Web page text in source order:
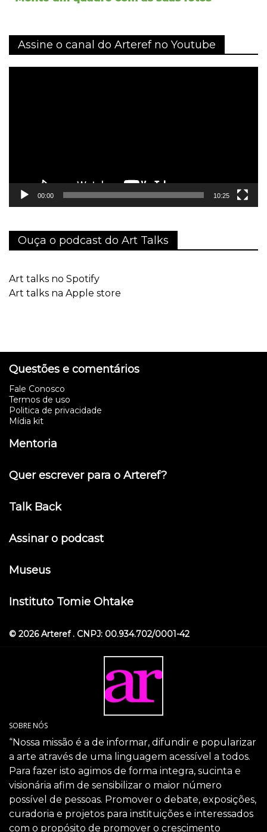
Assine o canal do Arteref no Youtube
00:00 10:25
Ouça o podcast do Art Talks
Art talks no Spotify
Art talks na Apple store
Questões e comentários
Fale Conosco
Termos de uso
Politica de privacidade
Mídia kit
Mentoria
Quer escrever para o Arteref?
Talk Back
Assinar o podcast
Museus
Instituto Tomie Ohtake
© 2026 Arteref . CNPJ: 00.934.702/0001-42
SOBRE NÓS
“Nossa missão é a de informar, difundir e popularizar
a arte através de uma linguagem acessível a todos.
Para fazer isto agimos de forma integra, sucinta e
visionária afim de sensibilizar o maior número
possível de pessoas. Promover o debate, exposições,
curadoria e projetos para instituições e interessados
com o propósito de promover o crescimento